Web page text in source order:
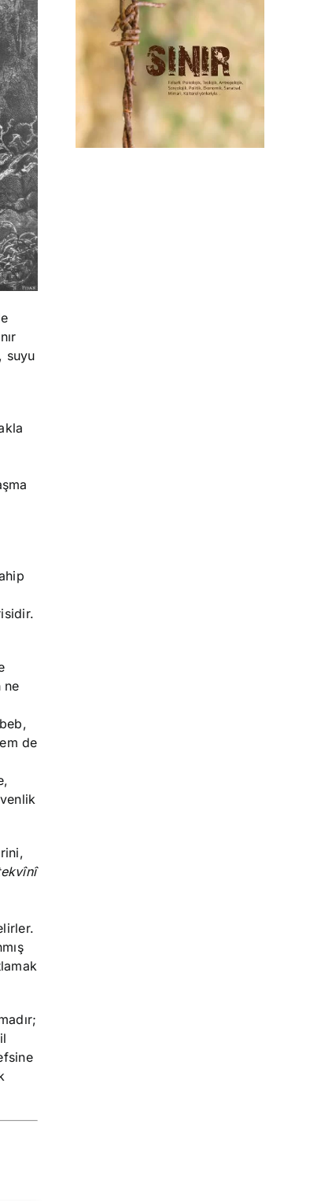
suyu
ne
de